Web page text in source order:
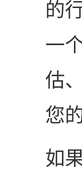
的
一
估
您
如